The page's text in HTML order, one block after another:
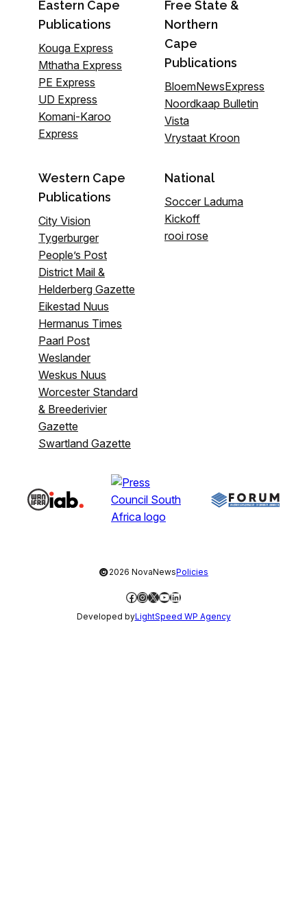
Eastern Cape
Publications
Kouga Express
Mthatha Express
PE Express
UD Express
Komani-Karoo
Express
Free State &
Northern
Cape
Publications
BloemNewsExpress
Noordkaap Bulletin
Vista
Vrystaat Kroon
Western Cape
Publications
City Vision
Tygerburger
People’s Post
District Mail &
Helderberg Gazette
Eikestad Nuus
Hermanus Times
Paarl Post
Weslander
Weskus Nuus
Worcester Standard
& Breederivier
Gazette
Swartland Gazette
National
Soccer Laduma
Kickoff
rooi rose
©2026 NovaNewsPolicies
Facebook
Instagram
X YouTube
LinkedIn
Developed byLightSpeed WP Agency